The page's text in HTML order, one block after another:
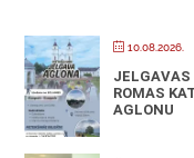
10.08.2026.
ROMAS
AGLONU